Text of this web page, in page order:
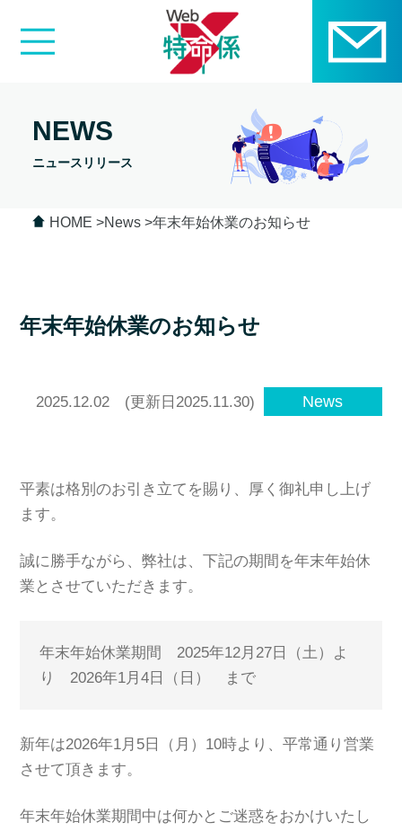
NEWS
ニュースリリース
HOME News 年末年始休業のお知らせ
年末年始休業のお知らせ
2025.12.02(更新日2025.11.30) News
平素は格別のお引き立てを賜り、厚く御礼申し上げ
ます。
誠に勝手ながら、弊社は、下記の期間を年末年始休
業とさせていただきます。
年末年始休業期間 2025年12月27日（土）よ
り 2026年1月4日（日） まで
新年は2026年1月5日（月）10時より、平常通り営業
させて頂きます。
年末年始休業期間中は何かとご迷惑をおかけいたし